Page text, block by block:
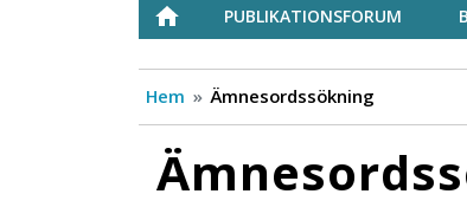
Julkaisufoorumi
ETUSIVUPUBLIKATIONSFORUM
Hem Ämnesordssökning